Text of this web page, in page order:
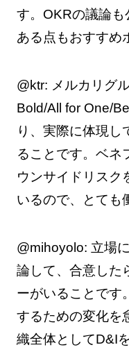
す。OKRの議論
ある点もおすすめ
@ktr: メルカリグ
Bold/All for One/
り、実際に体現し
ることです。ベネ
ウンサイドリスク
いるので、とても
@mihoyolo: 立場
論して、合意した
ーがいることです
するための変化を
織全体としてD&I